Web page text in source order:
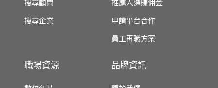
搜尋顧問
搜尋企業
推薦人選賺佣金
申請平台合作
員工再職方案
職場資源 品牌資訊